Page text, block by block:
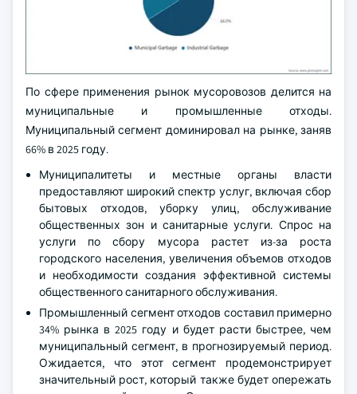
По сфере применения рынок мусоровозов делится на
муниципальные и промышленные отходы.
Муниципальный сегмент доминировал на рынке, заняв
66% в 2025 году.
Муниципалитеты и местные органы власти
предоставляют широкий спектр услуг, включая сбор
бытовых отходов, уборку улиц, обслуживание
общественных зон и санитарные услуги. Спрос на
услуги по сбору мусора растет из-за роста
городского населения, увеличения объемов отходов
и необходимости создания эффективной системы
общественного санитарного обслуживания.
Промышленный сегмент отходов составил примерно
34% рынка в 2025 году и будет расти быстрее, чем
муниципальный сегмент, в прогнозируемый период.
Ожидается, что этот сегмент продемонстрирует
значительный рост, который также будет опережать